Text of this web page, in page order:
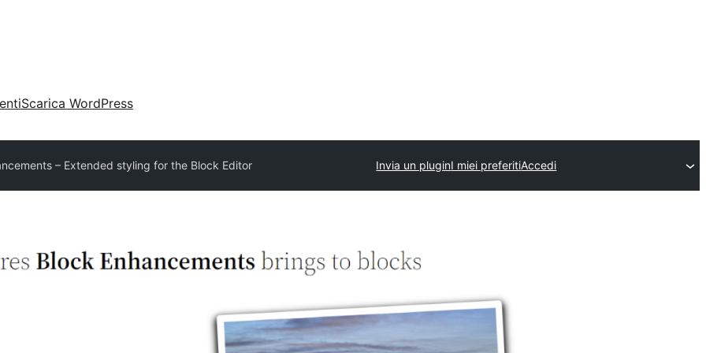
Scarica WordPress
– Extended styling for the Block Editor Invia un pluginI miei preferitiAccedi